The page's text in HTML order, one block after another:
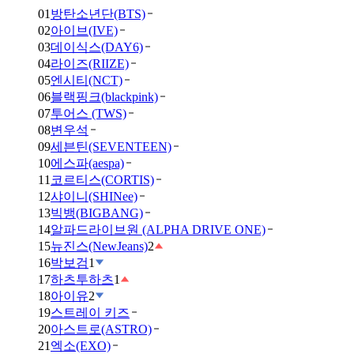
01 방탄소년단(BTS)
02아이브(IVE)
03데이식스(DAY6)
04라이즈(RIIZE)
05엔시티(NCT)
06블랙핑크(blackpink)
07투어스 (TWS)
08변우석
09세븐틴(SEVENTEEN)
10에스파(aespa)
11 코르티스(CORTIS)
12샤이니(SHINee)
13빅뱅(BIGBANG)
14알파드라이브원 (ALPHA DRIVE ONE)
15뉴진스(NewJeans)2
16박보검1
17하츠투하츠1
18아이유2
19스트레이 키즈
20아스트로(ASTRO)
21 엑소(EXO)